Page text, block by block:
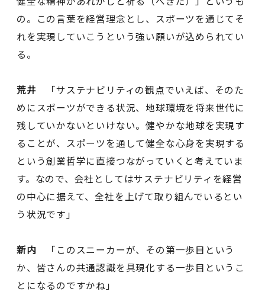
の。この言葉を経営理念とし、スポーツを通じてそ
れを実現していこうという強い願いが込められてい
る。
荒井
「サステナビリティの観点でいえば、そのた
めにスポーツができる状況、地球環境を将来世代に
残していかないといけない。健やかな地球を実現す
ることが、スポーツを通して健全な心身を実現する
という創業哲学に直接つながっていくと考えていま
す。なので、会社としてはサステナビリティを経営
の中心に据えて、全社を上げて取り組んでいるとい
う状況です」
新内 「このスニーカーが、その第一歩目という
か、皆さんの共通認識を具現化する一歩目というこ
とになるのですかね」